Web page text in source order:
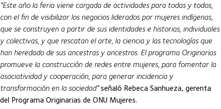
“Este año la feria viene cargada de actividades para todas y todos,
con el fin de visibilizar los negocios liderados por mujeres indígenas,
que se construyen a partir de sus identidades e historias, individuales
y colectivas, y que rescatan el arte, la ciencia y las tecnologías que
han heredado de sus ancestras y ancestros. El programa Originarias
promueve la construcción de redes entre mujeres, para fomentar la
asociatividad y cooperación, para generar incidencia y
transformación en la sociedad”señaló Rebeca Sanhueza, gerenta
del Programa Originarias de ONU Mujeres.